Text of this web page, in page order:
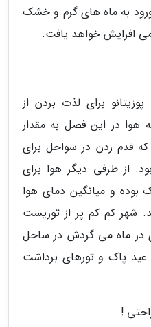
به ماه های گرم و خشک
افزایش خواهد یافت.
برای لذت بردن از
هوا در این فصل به مقدار
قدم زدن در سواحل برای
از طرفی دیگر هوا برای
و میانگین دمای هوا
رسد. شهر کم کم پر از توریست
در ماه می گردش در ساحل
پاک و تورهای برداشت
!